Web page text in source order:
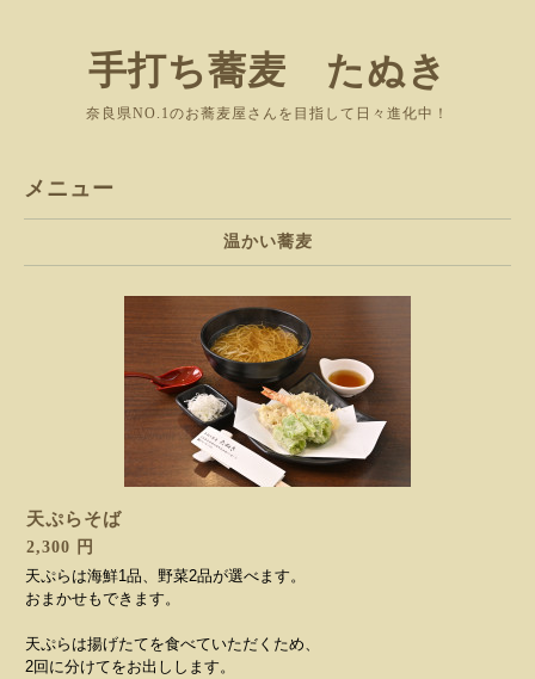
手打ち蕎麦 たぬき
奈良県NO.1のお蕎麦屋さんを目指して日々進化中！
メニュー
温かい蕎麦
天ぷらそば
2,300 円
天ぷらは海鮮1品、野菜2品が選べます。
おまかせもできます。
天ぷらは揚げたてを食べていただくため、
2回に分けてをお出しします。